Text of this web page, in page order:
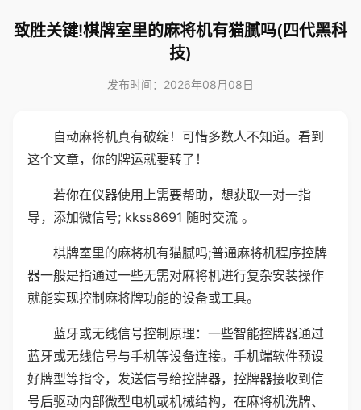
致胜关键!棋牌室里的麻将机有猫腻吗(四代黑科
技)
发布时间：2026年08月08日
自动麻将机真有破绽！可惜多数人不知道。看到
这个文章，你的牌运就要转了！
若你在仪器使用上需要帮助，想获取一对一指
导，添加微信号; kkss8691 随时交流 。
棋牌室里的麻将机有猫腻吗;普通麻将机程序控牌
器一般是指通过一些无需对麻将机进行复杂安装操作
就能实现控制麻将牌功能的设备或工具。
蓝牙或无线信号控制原理：一些智能控牌器通过
蓝牙或无线信号与手机等设备连接。手机端软件预设
好牌型等指令，发送信号给控牌器，控牌器接收到信
号后驱动内部微型电机或机械结构，在麻将机洗牌、